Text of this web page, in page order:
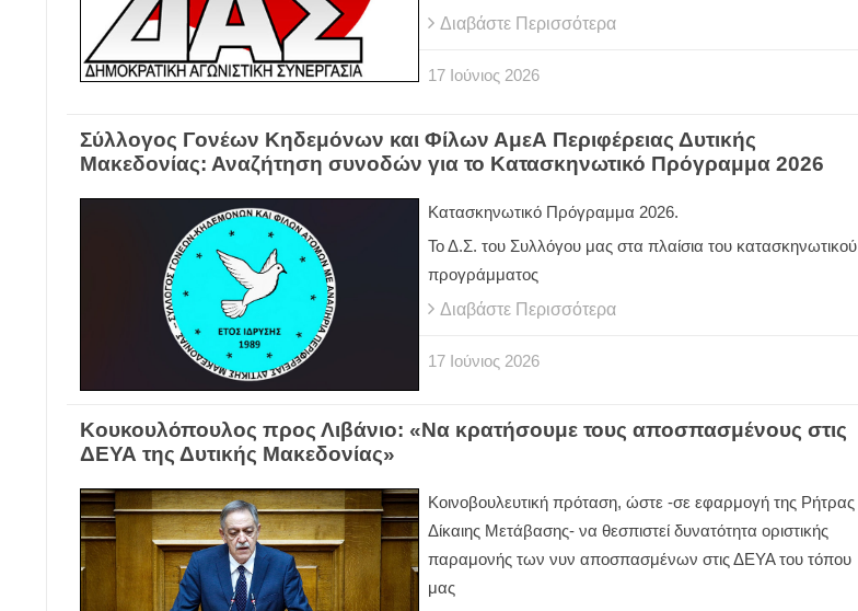
Διαβάστε Περισσότερα
17 Ιούνιος 2026
Σύλλογος Γονέων Κηδεμόνων και Φίλων ΑμεΑ Περιφέρειας Δυτικής
Μακεδονίας: Αναζήτηση συνοδών για το Κατασκηνωτικό Πρόγραμμα 2026
Κατασκηνωτικό Πρόγραμμα 2026.
Το Δ.Σ. του Συλλόγου μας στα πλαίσια του κατασκηνωτικού
προγράμματος
Διαβάστε Περισσότερα
17 Ιούνιος 2026
Κουκουλόπουλος προς Λιβάνιο: «Να κρατήσουμε τους αποσπασμένους στις
ΔΕΥΑ της Δυτικής Μακεδονίας»
Κοινοβουλευτική πρόταση, ώστε -σε εφαρμογή της Ρήτρας
Δίκαιης Μετάβασης- να θεσπιστεί δυνατότητα οριστικής
παραμονής των νυν αποσπασμένων στις ΔΕΥΑ του τόπου
μας